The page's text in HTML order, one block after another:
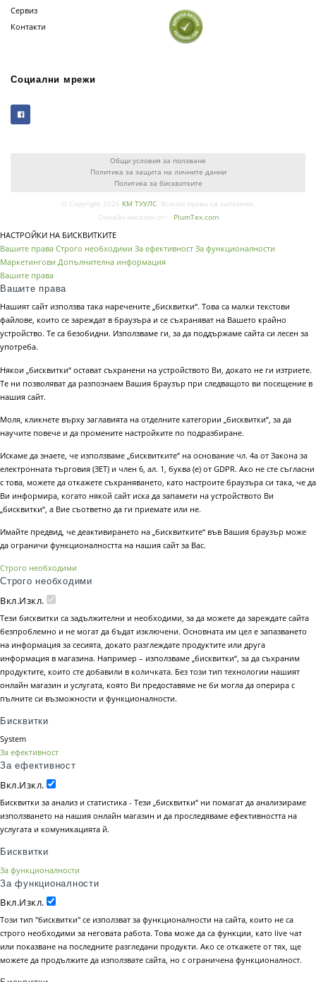
Сервиз
Контакти
Социални мрежи
Общи условия за ползване
Политика за защита на личните данни
Политика за бисквитките
© Copyright 2026 КМ ТУУЛС. Всички права са запазени.
Онлайн магазин от:
PlumTex.com
НАСТРОЙКИ НА БИСКВИТКИТЕ
Вашите права Строго необходими За ефективност За функционалности
Маркетингови Допълнителна информация
Вашите права
Вашите права
Нашият сайт използва така наречените „бисквитки“. Това са малки текстови
файлове, които се зареждат в браузъра и се съхраняват на Вашето крайно
устройство. Те са безобидни. Използваме ги, за да поддържаме сайта си лесен за
употреба.
Някои „бисквитки“ остават съхранени на устройството Ви, докато не ги изтриете.
Те ни позволяват да разпознаем Вашия браузър при следващото ви посещение в
нашия сайт.
Моля, кликнете върху заглавията на отделните категории „бисквитки“, за да
научите повече и да промените настройките по подразбиране.
Искаме да знаете, че използваме „бисквитките“ на основание чл. 4а от Закона за
електронната търговия (ЗЕТ) и член 6, ал. 1, буква (е) от GDPR. Ако не сте съгласни
с това, можете да откажете съхраняването, като настроите браузъра си така, че да
Ви информира, когато някой сайт иска да запамети на устройството Ви
„бисквитки“, а Вие съответно да ги приемате или не.
Имайте предвид, че деактивирането на „бисквитките“ във Вашия браузър може
да ограничи функционалността на нашия сайт за Вас.
Строго необходими
Строго необходими
Вкл.Изкл.
Тези бисквитки са задължителни и необходими, за да можете да зареждате сайта
безпроблемно и не могат да бъдат изключени. Основната им цел е запазването
на информация за сесията, докато разглеждате продуктите или друга
информация в магазина. Например – използваме „бисквитки“, за да съхраним
продуктите, които сте добавили в количката. Без този тип технологии нашият
онлайн магазин и услугата, която Ви предоставяме не би могла да оперира с
пълните си възможности и функционалности.
Бисквитки
System
За ефективност
За ефективност
Вкл.Изкл.
Бисквитки за анализ и статистика - Тези „бисквитки“ ни помагат да анализираме
използването на нашия онлайн магазин и да проследяваме ефективността на
услугата и комуникацията й.
Бисквитки
За функционалности
За функционалности
Вкл.Изкл.
Този тип "бисквитки" се използват за функционалности на сайта, които не са
строго необходими за неговата работа. Това може да са функции, като live чат
или показване на последните разгледани продукти. Ако се откажете от тях, ще
можете да продължите да използвате сайта, но с ограничена функционалност.